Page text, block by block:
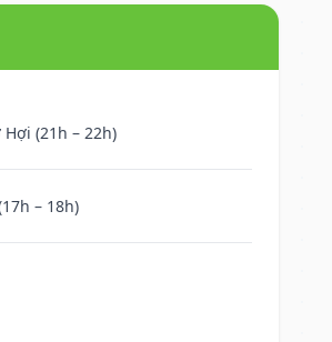
Hợi (21h – 22h)
– 18h)